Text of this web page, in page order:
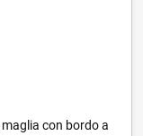
con bordo a